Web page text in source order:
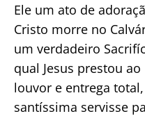
Ele um ato de
Cristo morre no
um verdadeiro
qual Jesus prestou
louvor e entrega
santíssima servisse